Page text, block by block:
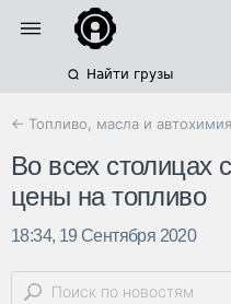
Найти грузы
← Топливо, масла и автохимия
Во всех столицах
цены на топливо
18:34, 19 Сентября 2020